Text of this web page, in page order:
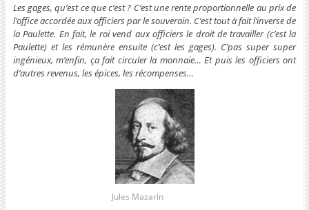
Les gages, qu’est ce que c’est ? C’est une rente proportionnelle au prix de
l’office accordée aux officiers par le souverain. C’est tout à fait l’inverse de
la Paulette. En fait, le roi vend aux officiers le droit de travailler (c’est la
Paulette) et les rémunère ensuite (c’est les gages). C’pas super super
ingénieux, m’enfin, ça fait circuler la monnaie… Et puis les officiers ont
d’autres revenus, les épices, les récompenses…
Jules Mazarin